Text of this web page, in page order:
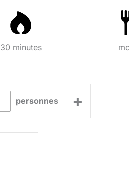
30 minutes
personnes +